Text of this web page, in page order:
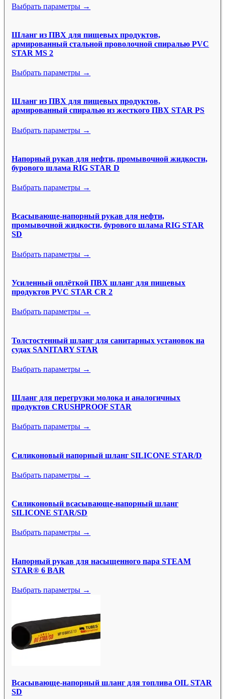
Выбрать параметры →
Шланг из ПВХ для пищевых продуктов,
армированный стальной проволочной спиралью PVC
STAR MS 2
Выбрать параметры →
Шланг из ПВХ для пищевых продуктов,
армированный спиралью из жесткого ПВХ STAR PS
Выбрать параметры →
Напорный рукав для нефти, промывочной жидкости,
бурового шлама RIG STAR D
Выбрать параметры →
Всасывающе-напорный рукав для нефти,
промывочной жидкости, бурового шлама RIG STAR
SD
Выбрать параметры →
Усиленный оплёткой ПВХ шланг для пищевых
продуктов PVC STAR CR 2
Выбрать параметры →
Толстостенный шланг для санитарных установок на
судах SANITARY STAR
Выбрать параметры →
Шланг для перегрузки молока и аналогичных
продуктов CRUSHPROOF STAR
Выбрать параметры →
Силиконовый напорный шланг SILICONE STAR/D
Выбрать параметры →
Силиконовый всасывающе-напорный шланг
SILICONE STAR/SD
Выбрать параметры →
Напорный рукав для насыщенного пара STEAM
STAR® 6 BAR
Выбрать параметры →
Всасывающе-напорный шланг для топлива OIL STAR
SD